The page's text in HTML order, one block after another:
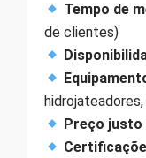
Tempo de
de clientes)
Preço